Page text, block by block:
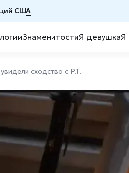
США
ЗнаменитостиЯ девушкаЯ
сходство с P.T.